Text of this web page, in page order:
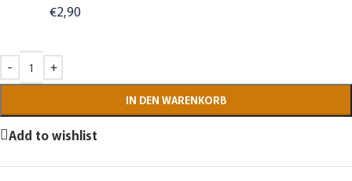
€2,90
IN DEN WARENKORB
Add to wishlist